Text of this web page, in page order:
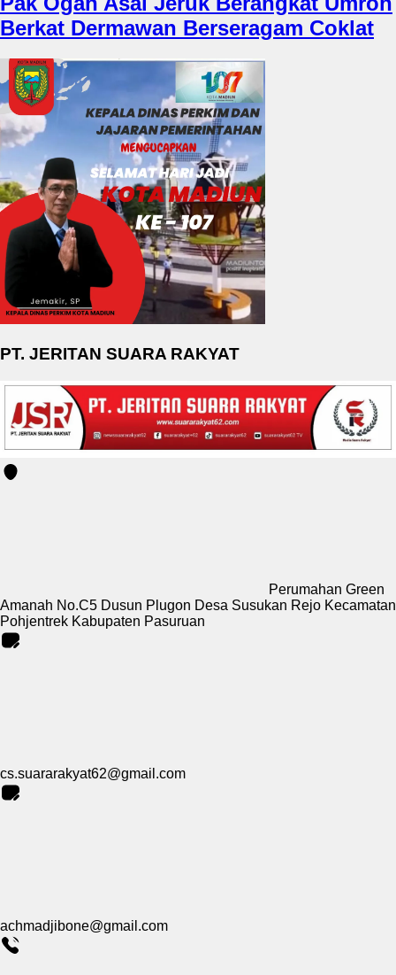
Berkat Dermawan Berseragam Coklat
PT. JERITAN SUARA RAKYAT
Perumahan Green
Amanah No.C5 Dusun Plugon Desa Susukan Rejo Kecamatan
Pohjentrek Kabupaten Pasuruan
cs.suararakyat62@gmail.com
achmadjibone@gmail.com